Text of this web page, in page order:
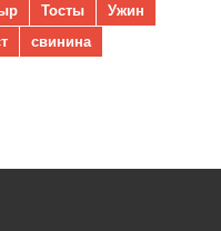
Тосты
Ужин
свинина